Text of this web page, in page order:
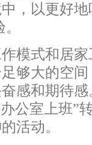
，以更好
模式和居
够大的空
感和期待
公室上班”
活动。